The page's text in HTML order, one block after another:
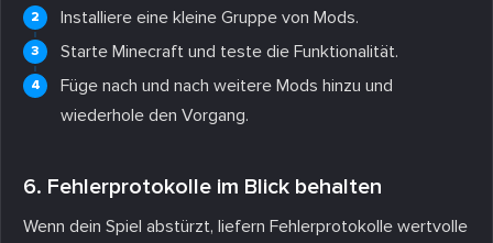
Installiere eine kleine Gruppe von Mods.
Starte Minecraft und teste die Funktionalität.
Füge nach und nach weitere Mods hinzu und
wiederhole den Vorgang.
6. Fehlerprotokolle im Blick behalten
Wenn dein Spiel abstürzt, liefern Fehlerprotokolle wertvolle